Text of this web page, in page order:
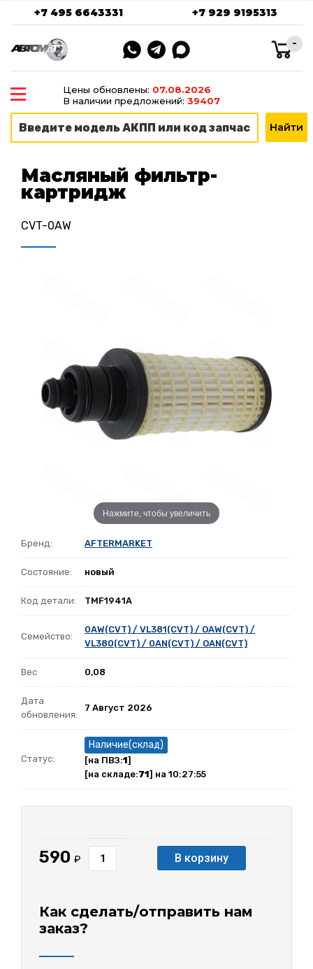
+7 495 6643331 +7 929 9195313
-
Цены обновлены: 07.08.2026
В наличии предложений: 39407
Масляный фильтр-
картридж
CVT-0AW
Нажмите, чтобы увеличить
Бренд: AFTERMARKET
Состояние: новый
Код детали: TMF1941A
Семейство:
0AW(CVT) / VL381(CVT) / OAW(CVT) /
VL380(CVT) / 0AN(CVT) / OAN(CVT)
Вес 0,08
Дата
обновления:
7 Август 2026
Статус:
Наличие(склад)
[на ПВЗ:1]
[на складе:71] на 10:27:55
590 ₽ В корзину
Как сделать/отправить нам
заказ?